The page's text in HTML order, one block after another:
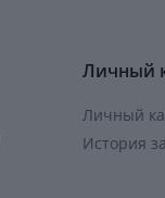
Личный
Личный
История